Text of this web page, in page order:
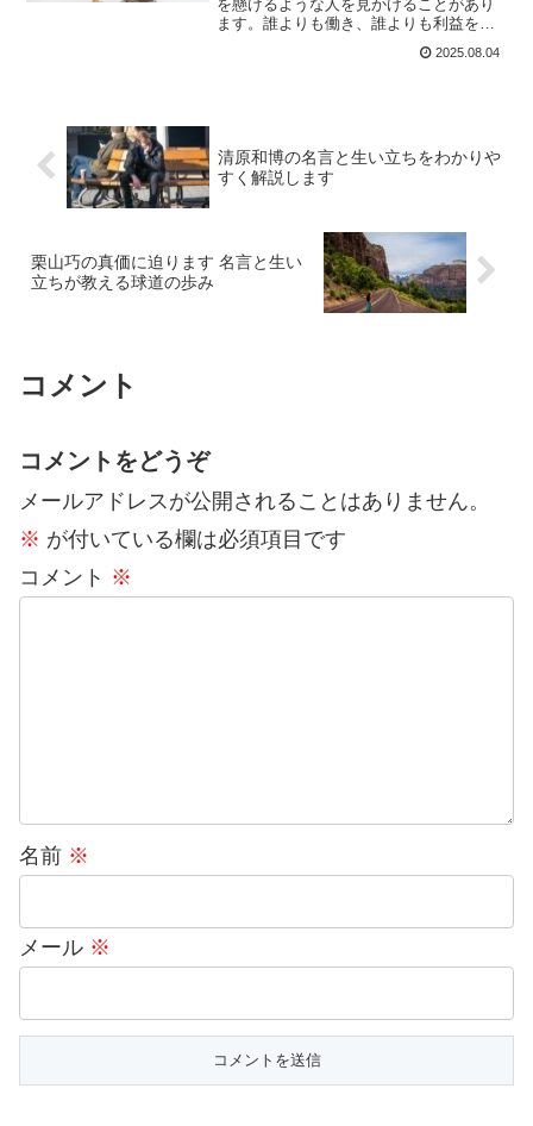
を懸けるような人を見かけることがあり
ます。誰よりも働き、誰よりも利益を追
そうとする。そんな姿を見て、ただの努
2025.08.04
清原和博の名言と生い立ちをわかりや
すく解説します
栗山巧の真価に迫ります 名言と生い
立ちが教える球道の歩み
コメント
コメントをどうぞ
メールアドレスが公開されることはありません。
※ が付いている欄は必須項目です
コメント ※
名前 ※
メール ※